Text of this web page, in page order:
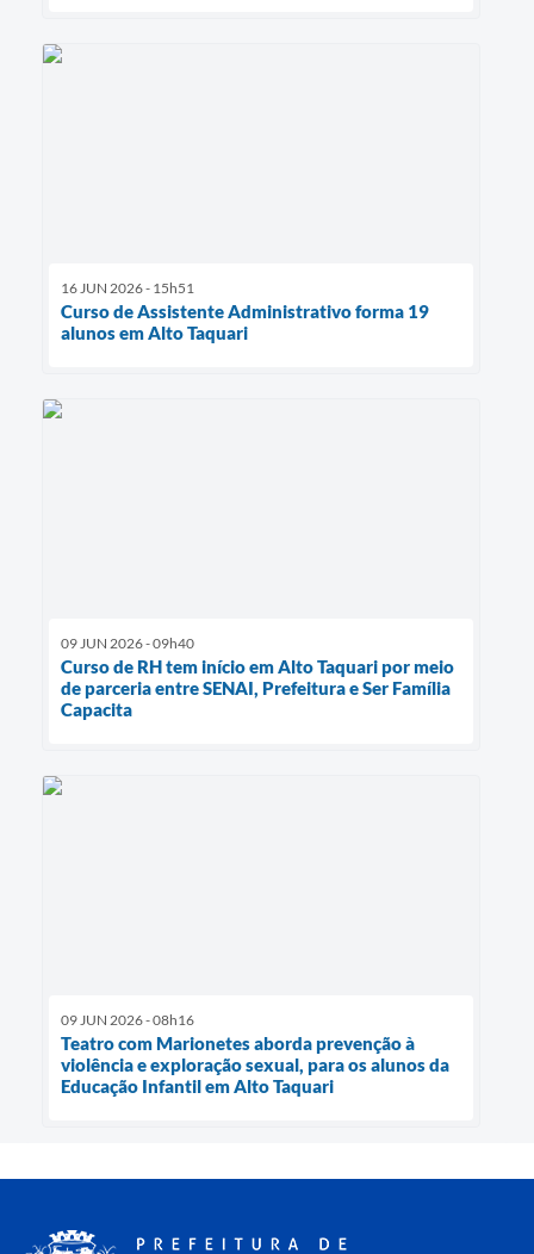
16 JUN 2026 - 15h51
Curso de Assistente Administrativo forma 19
alunos em Alto Taquari
09 JUN 2026 - 09h40
Curso de RH tem início em Alto Taquari por meio
de parceria entre SENAI, Prefeitura e Ser Família
Capacita
09 JUN 2026 - 08h16
Teatro com Marionetes aborda prevenção à
violência e exploração sexual, para os alunos da
Educação Infantil em Alto Taquari